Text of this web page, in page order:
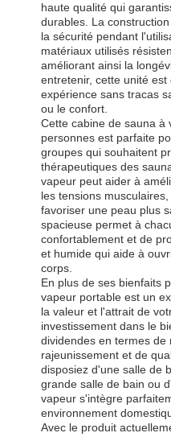
Aperçu Produits
haute qualité qui
durables. La
la sécurité pendant
matériaux utilisés
améliorant ainsi la
entretenir, cette unité
expérience sans tracas
ou le confort.
Cette cabine de sauna à
personnes est parfaite
groupes qui souhaitent
thérapeutiques des
vapeur peut aider à
les tensions
favoriser une peau plus
spacieuse permet à
confortablement et de
et humide qui aide à
corps.
En plus de ses bienfaits
vapeur portable est un
la valeur et l'attrait de
investissement dans le
dividendes en termes de
rajeunissement et de
disposiez d'une salle de
grande salle de bain ou
vapeur s'intègre
environnement
Avec le produit